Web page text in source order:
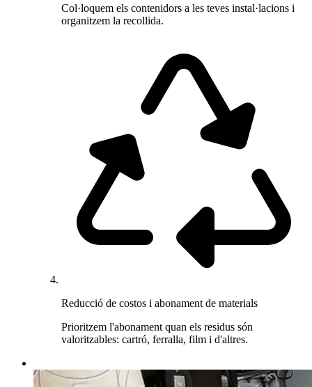
Col·loquem els contenidors a les teves instal·lacions i
organitzem la recollida.
Reducció de costos i abonament de materials
Prioritzem l'abonament quan els residus són
valoritzables: cartró, ferralla, film i d'altres.